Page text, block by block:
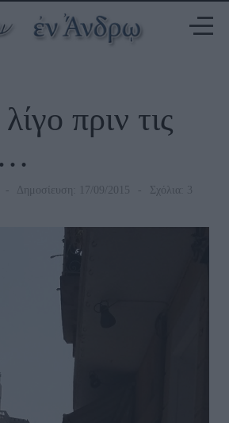
πριν τις
Δημοσίευση: 17/09/2015 Σχόλια: 3